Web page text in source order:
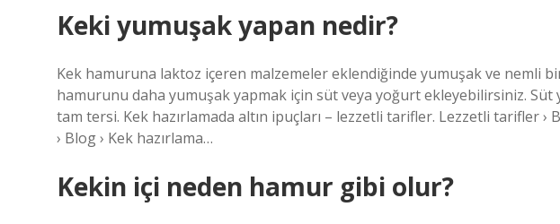
Keki yumuşak yapan nedir?
Kek hamuruna laktoz içeren malzemeler eklendiğinde yumuşak ve nemli
hamurunu daha yumuşak yapmak için süt veya yoğurt ekleyebilirsiniz.
tam tersi. Kek hazırlamada altın ipuçları – lezzetli tarifler. Lezzetli tarifler ›
› Blog › Kek hazırlama…
Kekin içi neden hamur gibi olur?